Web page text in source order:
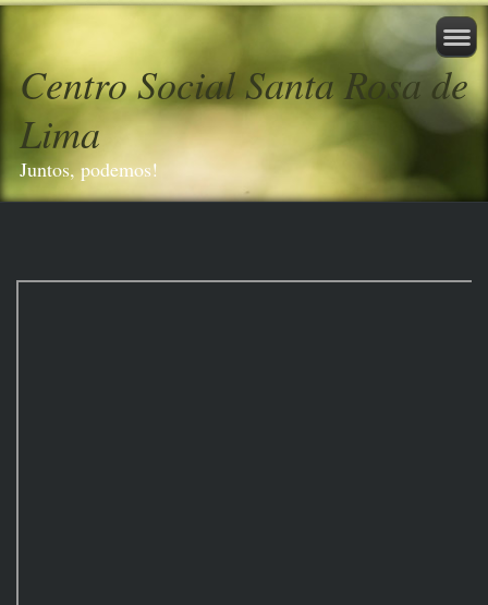
Centro Social Santa Rosa de
Lima
Juntos, podemos!